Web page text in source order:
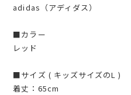
adidas（アディダス）
■カラー
レッド
■サイズ ( キッズサイズのL )
着丈：65cm